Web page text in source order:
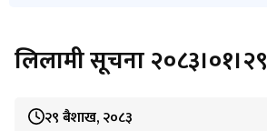
लिलामी सूचना २०८३।०१।२९
२९ बैशाख, २०८३